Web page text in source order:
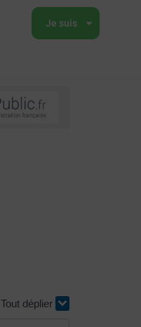
Je suis
Tout déplier